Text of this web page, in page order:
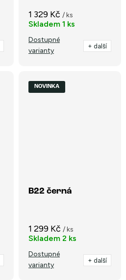
1 329 Kč / ks
Skladem 1 ks
Dostupné
varianty
+ další
NOVINKA
B22 černá
1 299 Kč / ks
Skladem 2 ks
Dostupné
varianty
+ další